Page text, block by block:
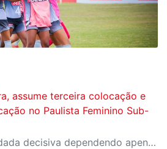
assume terceira colocação e
no Paulista Feminino Sub-
A equipe entra na rodada decisiva dependendo apenas de seus próprios resultados para avançar ao mata-mata